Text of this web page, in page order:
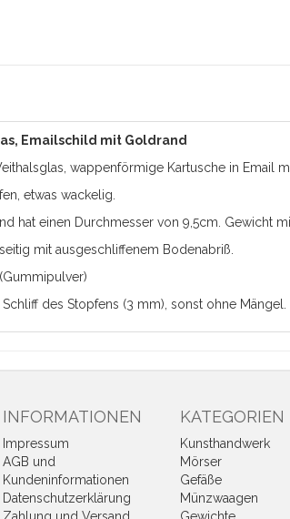
Emailschild mit Goldrand
wappenförmige Kartusche in Email
etwas wackelig.
hat einen Durchmesser von 9,5cm. Gewicht
mit ausgeschliffenem Bodenabriß.
des Stopfens (3 mm), sonst ohne
INFORMATIONEN
Impressum
AGB und
Kundeninformationen
Datenschutzerklärung
KATEGORIEN
Kunsthandwerk
Mörser
Gefäße
Münzwaagen